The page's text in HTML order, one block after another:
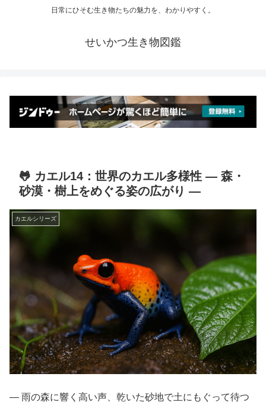
日常にひそむ生き物たちの魅力を、わかりやすく。
せいかつ生き物図鑑
🐸 カエル14：世界のカエル多様性 ― 森・
砂漠・樹上をめぐる姿の広がり ―
カエルシリーズ
― 雨の森に響く高い声、乾いた砂地で土にもぐって待つ